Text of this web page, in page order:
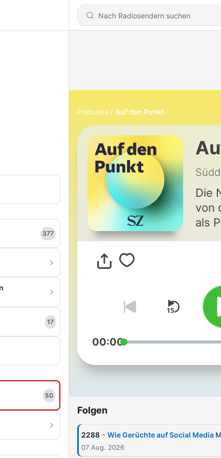
377
17
50
Podcasts Auf den Punkt
Die
von
als
00:00
Folgen
2288 - Wie Gerüchte auf Social Media
07 Aug. 2026